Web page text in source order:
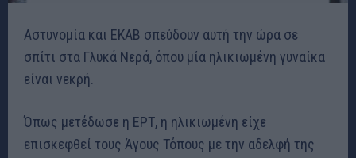
Αστυνομία και ΕΚΑΒ σπεύδουν αυτή την ώρα σε
σπίτι στα Γλυκά Νερά, όπου μία ηλικιωμένη γυναίκα
είναι νεκρή.
Όπως μετέδωσε η ΕΡΤ, η ηλικιωμένη είχε
επισκεφθεί τους Άγους Τόπους με την αδελφή της